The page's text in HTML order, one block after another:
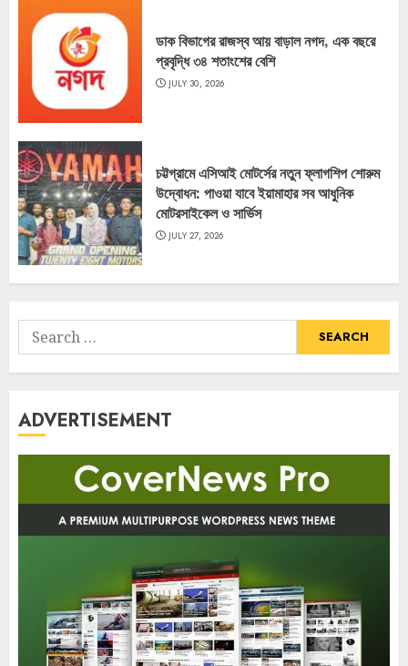
ডাক বিভাগের রাজস্ব আয় বাড়াল নগদ, এক বছরে
প্রবৃদ্ধি ৩৪ শতাংশের বেশি
JULY 30, 2026
চট্টগ্রামে এসিআই মোটর্সের নতুন ফ্লাগশিপ শোরুম
উদ্বোধন: পাওয়া যাবে ইয়ামাহার সব আধুনিক
মোটরসাইকেল ও সার্ভিস
JULY 27, 2026
Search
for:
ADVERTISEMENT